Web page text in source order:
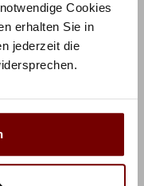
Cookies
erhalten Sie in
jederzeit die